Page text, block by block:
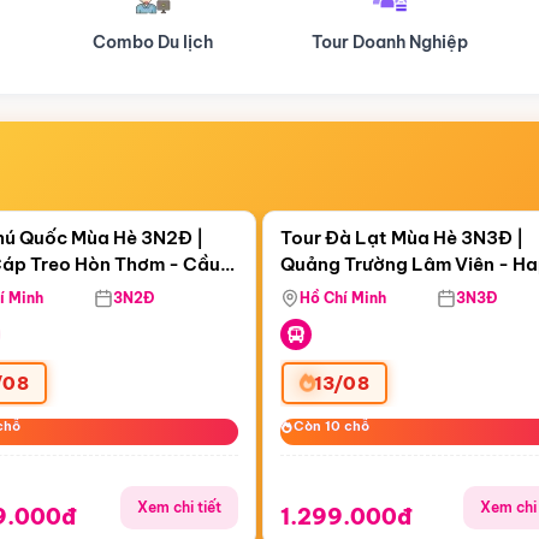
Tour Doanh Nghiệp Du lịch Hành Hương
01:47:17
Treo Hòn Thơm
Quốc Mùa Hè 3N2Đ |
Treo Hòn Thơm - Cầu
Viên Nước Aquatopia
Minh 3N2Đ
Xem chi tiết
Còn06 ngày 01:47:17
Tour Đà Lạt Mùa Hè 3N3Đ |
Quảng Trường Lâm Viên -
Hill - Puppy Farm
Hồ Chí Minh 3N3Đ
13/08
Còn 10 chỗ
Còn 10 chỗ
1.299.000đ Xem